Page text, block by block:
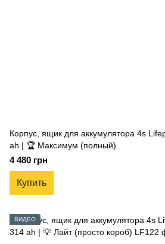
Корпус, ящик для аккумулятора 4s
ah | 🏆 Максимум (полный)
4 480 грн
Купить
ВИДЕО